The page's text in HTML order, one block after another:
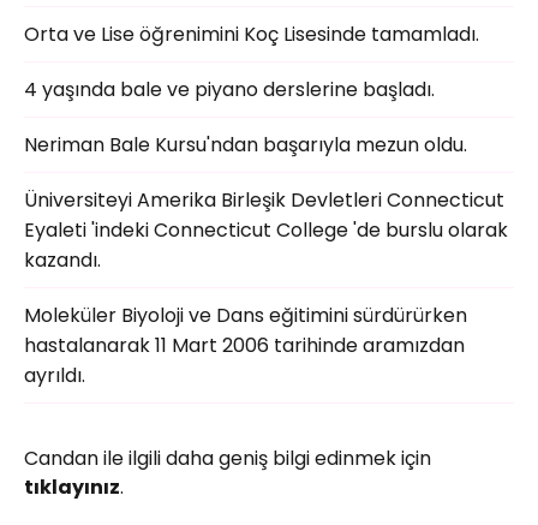
Orta ve Lise öğrenimini Koç Lisesinde tamamladı.
4 yaşında bale ve piyano derslerine başladı.
Neriman Bale Kursu'ndan başarıyla mezun oldu.
Üniversiteyi Amerika Birleşik Devletleri Connecticut
Eyaleti 'indeki Connecticut College 'de burslu olarak
kazandı.
Moleküler Biyoloji ve Dans eğitimini sürdürürken
hastalanarak 11 Mart 2006 tarihinde aramızdan
ayrıldı.
Candan ile ilgili daha geniş bilgi edinmek için
tıklayınız.